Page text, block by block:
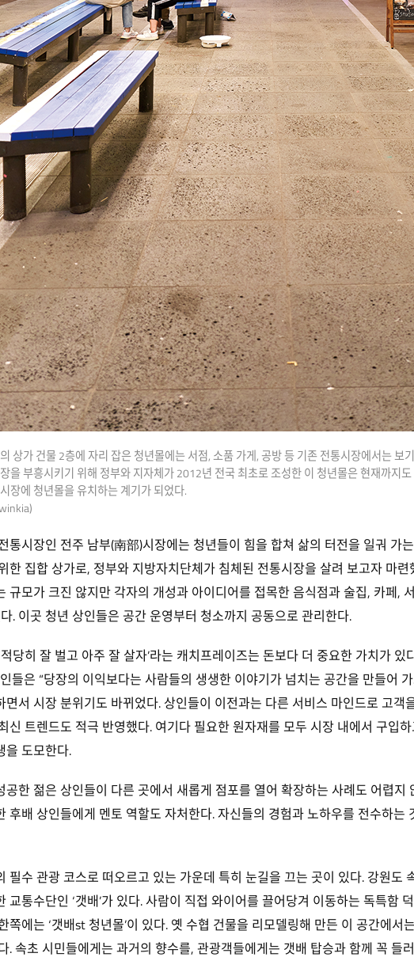
상가 건물 2층에 자리 잡은 청년몰에는 서점, 소품 가게, 공방 등 기존 전통시장에서는 보
을 부흥시키기 위해 정부와 지자체가 2012년 전국 최초로 조성한 이 청년몰은 현재까지
장에 청년몰을 유치하는 계기가 되었다.
통시장인 전주 남부(南部)시장에는 청년들이 힘을 합쳐 삶의 터전을 일궈 가
한 집합 상가로, 정부와 지방자치단체가 침체된 전통시장을 살려 보고자 마
규모가 크진 않지만 각자의 개성과 아이디어를 접목한 음식점과 술집, 카페,
. 이곳 청년 상인들은 공간 운영부터 청소까지 공동으로 관리한다.
당히 잘 벌고 아주 잘 살자’라는 캐치프레이즈는 돈보다 더 중요한 가치가
들은 “당장의 이익보다는 사람들의 생생한 이야기가 넘치는 공간을 만들어
서 시장 분위기도 바뀌었다. 상인들이 이전과는 다른 서비스 마인드로 고객
신 트렌드도 적극 반영했다. 여기다 필요한 원자재를 모두 시장 내에서 구입
을 도모한다.
공한 젊은 상인들이 다른 곳에서 새롭게 점포를 열어 확장하는 사례도 어렵지
후배 상인들에게 멘토 역할도 자처한다. 자신들의 경험과 노하우를 전수하는
필수 관광 코스로 떠오르고 있는 가운데 특히 눈길을 끄는 곳이 있다. 강원도
교통수단인 ‘갯배’가 있다. 사람이 직접 와이어를 끌어당겨 이동하는 독특함
쪽에는 ‘갯배st 청년몰’이 있다. 옛 수협 건물을 리모델링해 만든 이 공간에서
. 속초 시민들에게는 과거의 향수를, 관광객들에게는 갯배 탑승과 함께 꼭 들